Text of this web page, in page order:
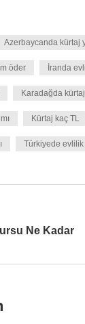
Azerbaycanda kürtaj
öder İranda
Karadağda
Kürtaj kaç TL
Türkiyede evlilik
Ne Kadar